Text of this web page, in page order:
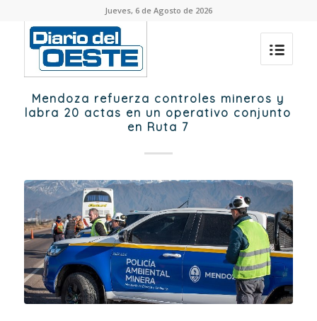
Jueves, 6 de Agosto de 2026
Mendoza refuerza controles mineros y
labra 20 actas en un operativo conjunto
en Ruta 7